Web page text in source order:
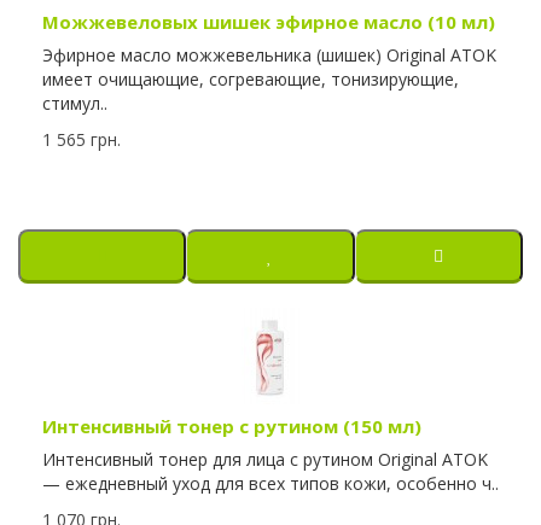
Можжевеловых шишек эфирное масло (10 мл)
Эфирное масло можжевельника (шишек) Original ATOK
имеет очищающие, согревающие, тонизирующие,
стимул..
1 565 грн.
Интенсивный тонер с рутином (150 мл)
Интенсивный тонер для лица с рутином Original ATOK
— ежедневный уход для всех типов кожи, особенно ч..
1 070 грн.